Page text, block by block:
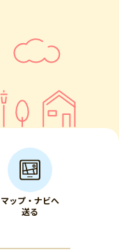
マップ・ナビへ
送る